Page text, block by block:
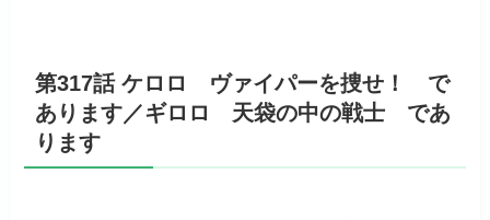
第317話 ケロロ ヴァイパーを捜せ！ で
あります／ギロロ 天袋の中の戦士 であ
ります